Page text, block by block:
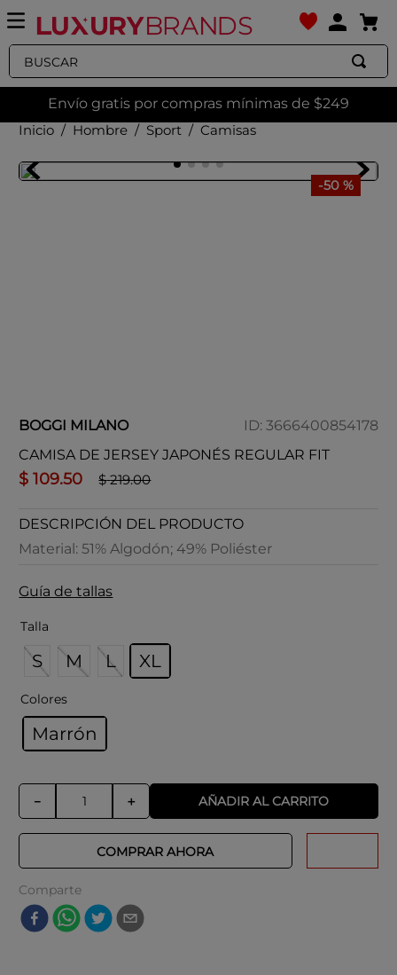
Buscar
Envío gratis por compras mínimas de $249
Hombre
Sport Camisas
-50 %
BOGGI MILANO ID: 3666400854178
CAMISA DE JERSEY JAPONÉS REGULAR FIT
$ 109.50 $ 219.00
DESCRIPCIÓN DEL PRODUCTO
Material: 51% Algodón; 49% Poliéster
Guía de tallas
Talla
S M L XL
Colores
Marrón
＋
－ AÑADIR AL CARRITO
COMPRAR AHORA
Comparte